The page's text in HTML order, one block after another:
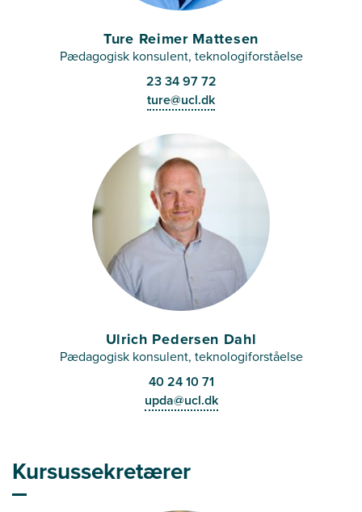
Ture Reimer Mattesen
Pædagogisk konsulent, teknologiforståelse
23 34 97 72
ture@ucl.dk
Ulrich Pedersen Dahl
Pædagogisk konsulent, teknologiforståelse
40 24 10 71
upda@ucl.dk
Kursussekretærer